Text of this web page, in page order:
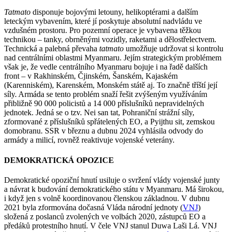
Tatmato disponuje bojovými letouny, helikoptérami a dalším
leteckým vybavením, které jí poskytuje absolutní nadvládu ve
vzdušném prostoru. Pro pozemní operace je vybavena těžkou
technikou – tanky, obrněnými vozidly, raketami a dělostřelectvem.
Technická a palebná převaha tatmato umožňuje udržovat si kontrolu
nad centrálními oblastmi Myanmaru. Jejím strategickým problémem
však je, že vedle centrálního Myanmaru bojuje i na řadě dalších
front – v Rakhinském, Čjinském, Šanském, Kajaském
(Karenniském), Karenském, Monském státě aj. To značně tříští její
síly. Armáda se tento problém snaží řešit zvýšeným využíváním
přibližně 90 000 policistů a 14 000 příslušníků nepravidelných
jednotek. Jedná se o tzv. Nei san tat, Pohraniční strážní síly,
zformované z příslušníků spřátelených EO, a Pyijthu sit, zemskou
domobranu. SSR v březnu a dubnu 2024 vyhlásila odvody do
armády a milicí, rovněž reaktivuje vojenské veterány.
DEMOKRATICKÁ OPOZICE
Demokratické opoziční hnutí usiluje o svržení vlády vojenské junty
a návrat k budování demokratického státu v Myanmaru. Má širokou,
i když jen s volně koordinovanou členskou základnou. V dubnu
2021 byla zformována dočasná Vláda národní jednoty (VNJ)
složená z poslanců zvolených ve volbách 2020, zástupců EO a
předáků protestního hnutí. V čele VNJ stanul Duwa Laši Lá. VNJ